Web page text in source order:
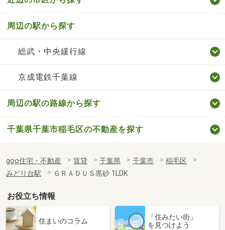
周辺の駅から探す
総武・中央緩行線
京成電鉄千葉線
周辺の駅の路線から探す
千葉県千葉市稲毛区の不動産を探す
goo住宅・不動産 賃貸 千葉県 千葉市
稲毛区
みどり台駅
ＧＲＡＤＵＳ黒砂 1LDK
お役立ち情報
住まいのコラム
「住みたい街」
を見つけよう